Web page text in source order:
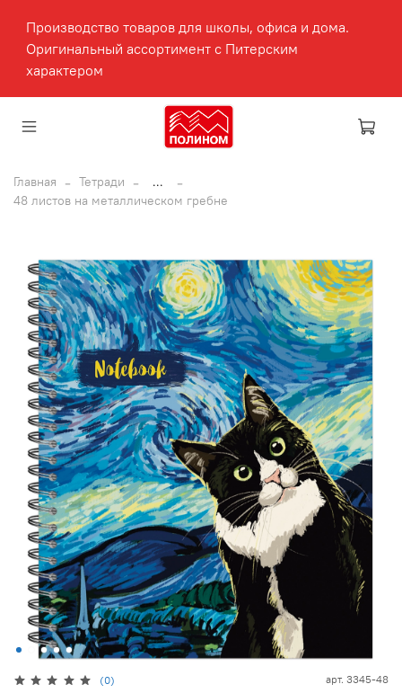
Производство товаров для школы, офиса и дома.
Оригинальный ассортимент с Питерским
характером
Главная Тетради
...
48 листов на металлическом гребне
(0) арт. 3345-48